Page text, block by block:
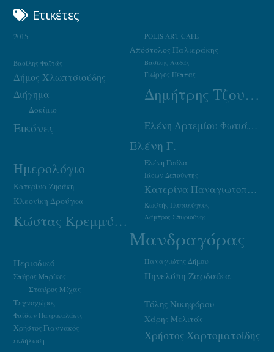
Ετικέτες
2015 POLIS ART CAFE
Απόστολος Παλιεράκης
Βασίλης Λαδάς
Βασίλης Φαϊτάς
Γιώργος Πέππας
Δήμος Χλωπτσιούδης
Δημήτρης Τζουμάκας
Διήγημα
Δοκίμιο
Εικόνες Ελένη Αρτεμίου-Φωτιάδου
Ελένη Γ.
Ελένη Γούλα
Ημερολόγιο Ιάσων Δεπούντης
Κατερίνα Ζησάκη Κατερίνα Παναγιωτοπούλου
Κλεονίκη Δρούγκα Κωστής Παπακόγκος
Κώστας Κρεμμύδας Λάμπρος Σπυριούνης
Μανδραγόρας
Παναγιώτης Δήμου
Περιοδικό
Πηνελόπη Ζαρδούκα
Σπύρος Μπρίκος
Σταύρος Μίχας
Τεχνοχώρος
Τόλης Νικηφόρου
Φαίδων Πατρικαλάκις Χάρης Μελιτάς
Χρήστος Γιαννακός
Χρήστος Χαρτοματσίδης
εκδήλωση